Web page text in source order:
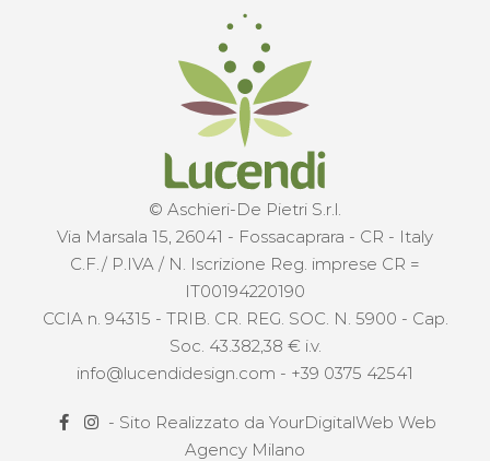
© Aschieri-De Pietri S.r.l.
Via Marsala 15, 26041 - Fossacaprara - CR - Italy
C.F./ P.IVA / N. Iscrizione Reg. imprese CR =
IT00194220190
CCIA n. 94315 - TRIB. CR. REG. SOC. N. 5900 - Cap.
Soc. 43.382,38 € i.v.
info@lucendidesign.com - +39 0375 42541
- Sito Realizzato da YourDigitalWeb Web
Agency Milano